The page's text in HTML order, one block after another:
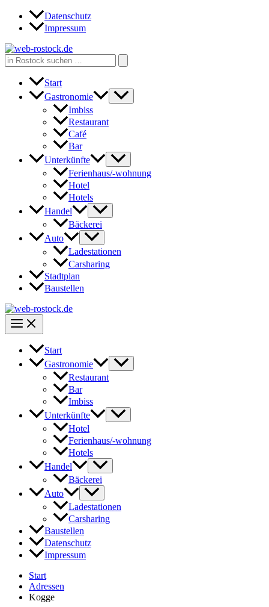
Zum
Inhalt
Datenschutz
Impressum
Search
for:
Start
Gastronomie
Imbiss
Restaurant
Café
Bar
Unterkünfte
Ferienhaus/-wohnung
Hotel
Hotels
Handel
Bäckerei
Auto
Ladestationen
Carsharing
Stadtplan
Baustellen
Start
Gastronomie
Restaurant
Bar
Imbiss
Unterkünfte
Hotel
Ferienhaus/-wohnung
Hotels
Handel
Bäckerei
Auto
Ladestationen
Carsharing
Baustellen
Datenschutz
Impressum
Start
Adressen
Kogge